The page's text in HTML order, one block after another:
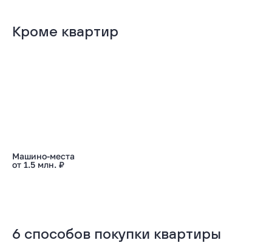
Кроме квартир
Машино-места
от 1.5 млн. ₽
6 способов покупки квартиры